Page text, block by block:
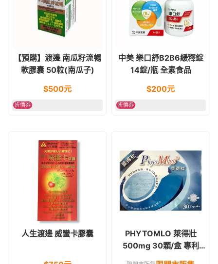
【預購】渡邊 南瓜籽流暢
軟膠囊 50粒(南瓜子)
$500元
折價券
中美 樂口舒B2B6緩釋錠
14錠/瓶 全素食品
$200元
折價券
人生渡邊 威蠻卡膠囊
PHYTOMLO 萊得壯
500mg 30顆/盒 專利